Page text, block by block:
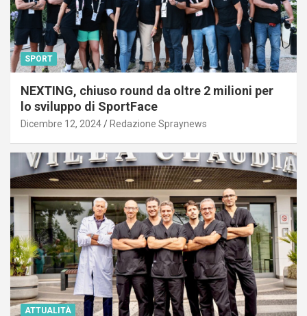
SPORT
NEXTING, chiuso round da oltre 2 milioni per
lo sviluppo di SportFace
Dicembre 12, 2024 Redazione Spraynews
ATTUALITÀ